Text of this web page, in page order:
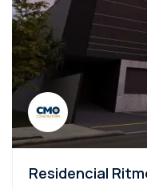
Residencial